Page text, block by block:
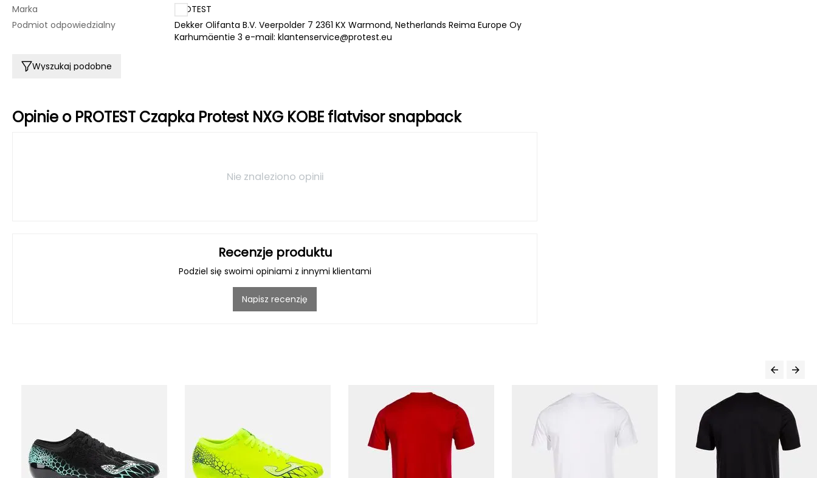
Marka
PROTEST
Podmiot odpowiedzialny
Dekker Olifanta B.V. Veerpolder 7 2361 KX Warmond, Netherlands Reima Europe Oy
Karhumäentie 3 e-mail:klantenservice@protest.eu
Wyszukaj podobne
Opinie o PROTEST Czapka Protest NXG KOBE flatvisor snapback
Nie znaleziono opinii
Recenzje produktu
Podziel się swoimi opiniami z innymi klientami
Napisz recenzję